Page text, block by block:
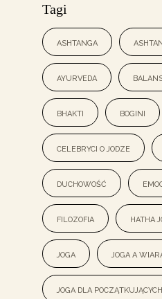
Tagi
ashtanga
ayurveda
bhakti bogini
celebryci o jodze
duchowość
filozofia hatha
joga joga a
joga dla początkujących